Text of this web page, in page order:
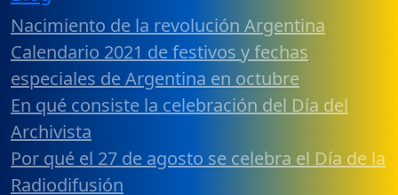
Nacimiento de la revolución Argentina
Calendario 2021 de festivos y fechas
especiales de Argentina en octubre
En qué consiste la celebración del Día del
Archivista
Por qué el 27 de agosto se celebra el Día de la
Radiodifusión